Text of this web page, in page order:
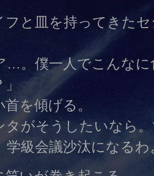
と皿を持ってきた
…。僕一人でこんな
を傾げる。
タがそうしたいなら
学級会議沙汰になるわ